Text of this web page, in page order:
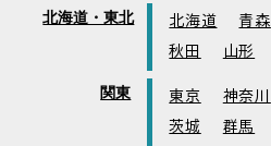
北海道・東北 北海道 青森
秋田
山形
関東 東京 神奈川
茨城
群馬